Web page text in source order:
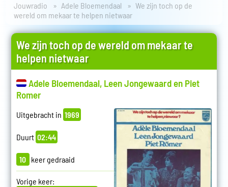
Jouwradio Adele Bloemendaal
We zijn toch op de
wereld om mekaar te helpen nietwaar
We zijn toch op de wereld om mekaar te
helpen nietwaar
Adele Bloemendaal, Leen Jongewaard en Piet
Romer
Uitgebracht in 1969
Duurt 02:44
10 keer gedraaid
Vorige keer: